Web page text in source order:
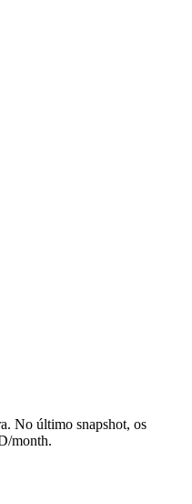
No último snapshot, os
month.